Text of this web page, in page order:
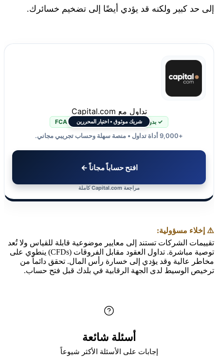
إلى حد كبير ولكنه قد يؤدي أيضًا إلى تضخيم خسائرك.
شريك موثوق • اختيار المحررين
تداول مع Capital.com
✓ بدون عمولة ✓ منظمة FCA + CySEC
+9,000 أداة تداول • منصة سهلة وحساب تجريبي مجاني.
افتح حساباً مجاناً ←
مراجعة Capital.com كاملة
⚠️ إخلاء مسؤولية:
تقييمات الشركات تستند إلى معايير موضوعية قابلة للقياس ولا تُعد
توصية مباشرة. تداول العقود مقابل الفروقات (CFDs) ينطوي على
مخاطر عالية وقد يؤدي إلى خسارة رأس المال. تحقق دائماً من
ترخيص الوسيط لدى الجهة الرقابية في بلدك قبل فتح حساب.
أسئلة شائعة
إجابات على الأسئلة الأكثر شيوعاً